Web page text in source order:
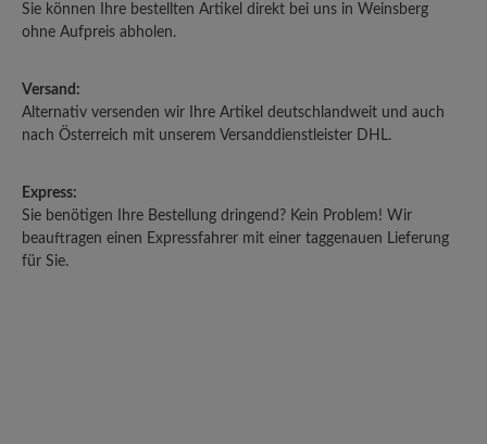
Sie können Ihre bestellten Artikel direkt bei uns in Weinsberg
ohne Aufpreis abholen.
Versand:
Alternativ versenden wir Ihre Artikel deutschlandweit und auch
nach Österreich mit unserem Versanddienstleister DHL.
Express:
Sie benötigen Ihre Bestellung dringend? Kein Problem! Wir
beauftragen einen Expressfahrer mit einer taggenauen Lieferung
für Sie.